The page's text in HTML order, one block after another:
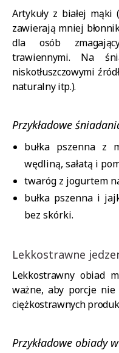
Artykuły z białej mąki
zawierają mniej
dla osób
trawiennymi. Na
niskotłuszczowymi
naturalny itp.).
Przykładowe
bułka pszenna z
wędliną, sałatą i
twaróg z jogurtem
bułka pszenna i
bez skórki.
Lekkostrawne
Lekkostrawny obiad
ważne, aby porcje nie
ciężkostrawnych
Przykładowe obiady